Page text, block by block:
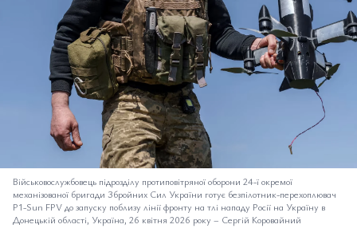
Військовослужбовець підрозділу протиповітряної оборони 24-ї окремої
механізованої бригади Збройних Сил України готує безпілотник-перехоплювач
P1-Sun FPV до запуску поблизу лінії фронту на тлі нападу Росії на Україну в
Донецькій області, Україна, 26 квітня 2026 року – Сергій Коровайний